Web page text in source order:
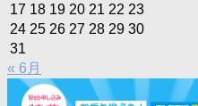
17 18 19 20 21 22 23
24 25 26 27 28 29 30
31
« 6月